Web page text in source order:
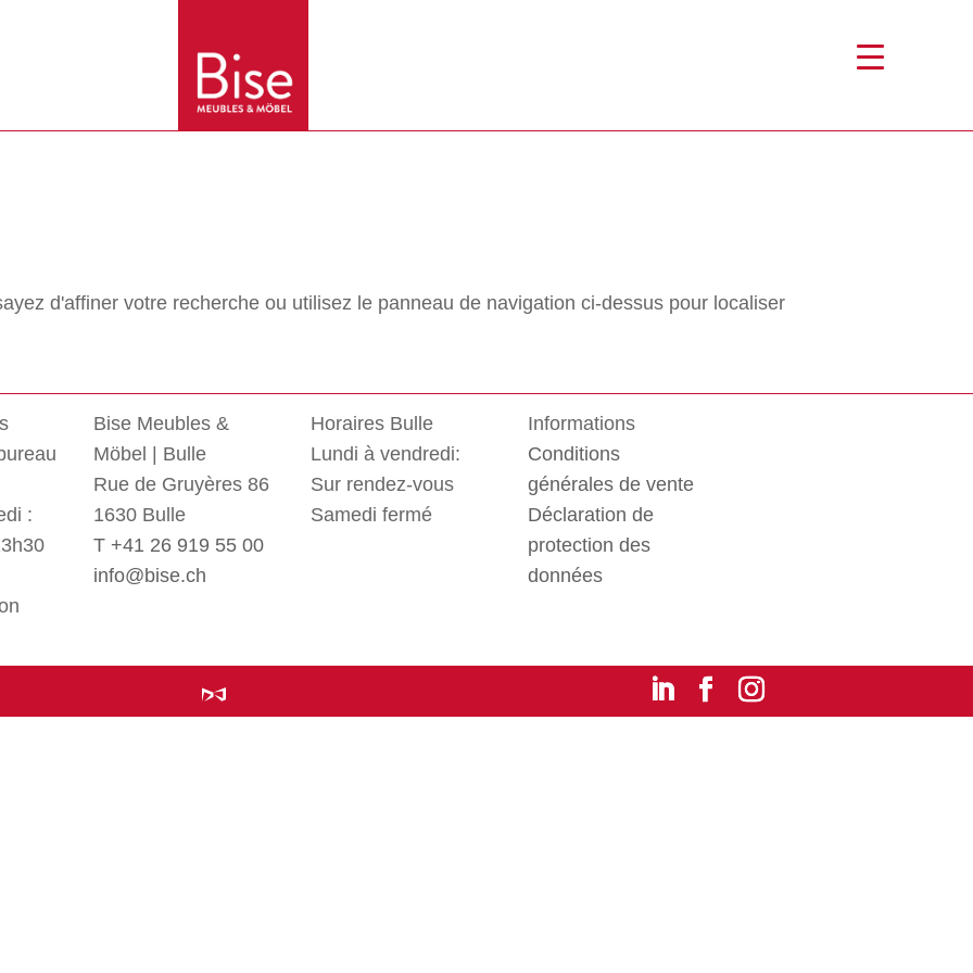
d'affiner votre recherche ou utilisez le panneau de navigation ci-dessus pour localiser
:
Bise Meubles &
Möbel | Bulle
Rue de Gruyères 86
1630 Bulle
T +41 26 919 55 00
info@bise.ch
Horaires Bulle
Lundi à vendredi:
Sur rendez-vous
Samedi fermé
Informations
Conditions
générales de vente
Déclaration de
protection des
données